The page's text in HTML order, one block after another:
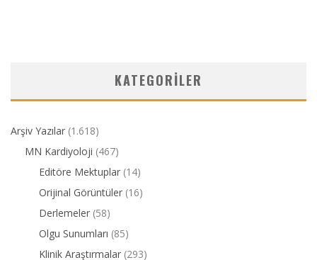
KATEGORILER
Arşiv Yazılar (1.618)
MN Kardiyoloji (467)
Editöre Mektuplar (14)
Orijinal Görüntüler (16)
Derlemeler (58)
Olgu Sunumları (85)
Klinik Araştırmalar (293)